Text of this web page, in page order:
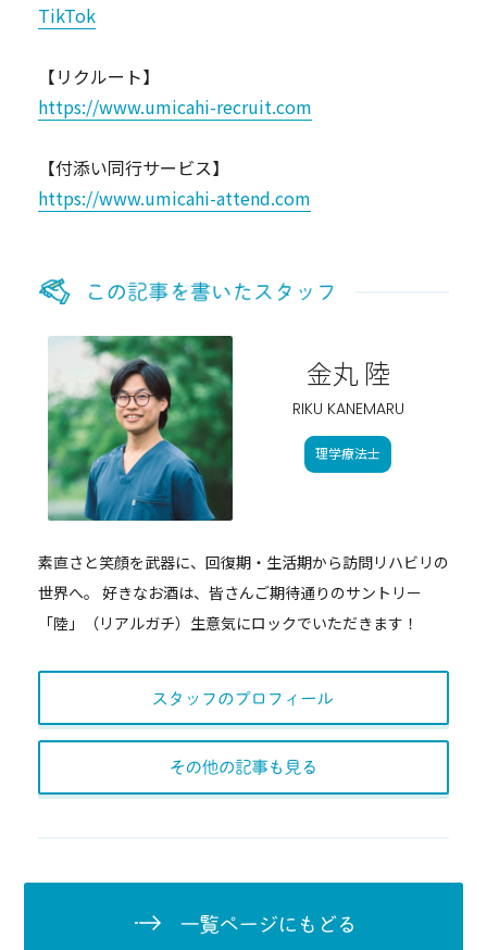
TikTok
【リクルート】
https://www.umicahi-recruit.com
【付添い同行サービス】
https://www.umicahi-attend.com
金丸 陸
RIKU KANEMARU
理学療法士
素直さと笑顔を武器に、回復期・生活期から訪問リハビリの
世界へ。 好きなお酒は、皆さんご期待通りのサントリー
「陸」（リアルガチ）生意気にロックでいただきます！